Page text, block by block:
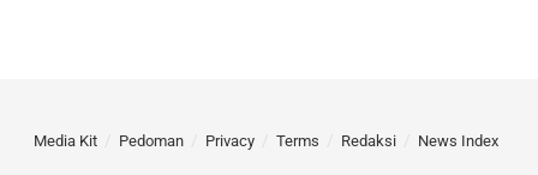
Media Kit Pedoman Privacy Terms Redaksi News Index